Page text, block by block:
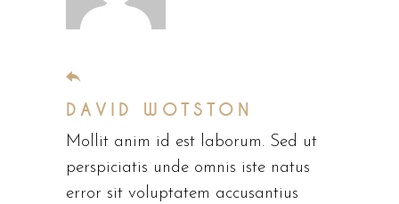
DAVID WOTSTON
Mollit anim id est laborum. Sed ut
perspiciatis unde omnis iste natus
error sit voluptatem accusantius